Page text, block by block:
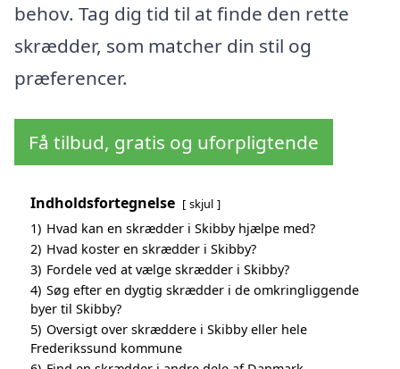
behov. Tag dig tid til at finde den rette
skrædder, som matcher din stil og
præferencer.
Få tilbud, gratis og uforpligtende
Indholdsfortegnelse skjul
1) Hvad kan en skrædder i Skibby hjælpe med?
2) Hvad koster en skrædder i Skibby?
3) Fordele ved at vælge skrædder i Skibby?
4) Søg efter en dygtig skrædder i de omkringliggende
byer til Skibby?
5) Oversigt over skræddere i Skibby eller hele
Frederikssund kommune